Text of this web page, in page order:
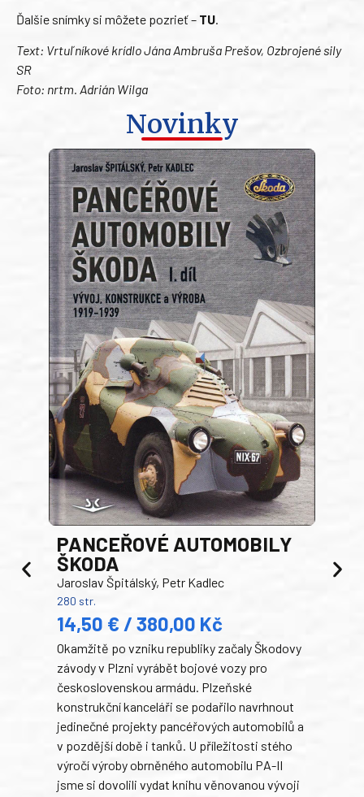
Ďalšie snímky si môžete pozrieť – TU.
Text: Vrtuľníkové krídlo Jána Ambruša Prešov, Ozbrojené sily
SR
Foto: nrtm. Adrián Wilga
Novinky
PANCEŘOVÉ AUTOMOBILY
ŠKODA
Jaroslav Špitálský, Petr Kadlec
280 str.
14,50 € / 380,00 Kč
Okamžitě po vzniku republiky začaly Škodovy
závody v Plzni vyrábět bojové vozy pro
československou armádu. Plzeňské
konstrukční kanceláři se podařilo navrhnout
jedinečné projekty pancéřových automobilů a
v pozdější době i tanků. U příležitosti stého
výročí výroby obrněného automobilu PA-II
jsme si dovolili vydat knihu věnovanou vývoji